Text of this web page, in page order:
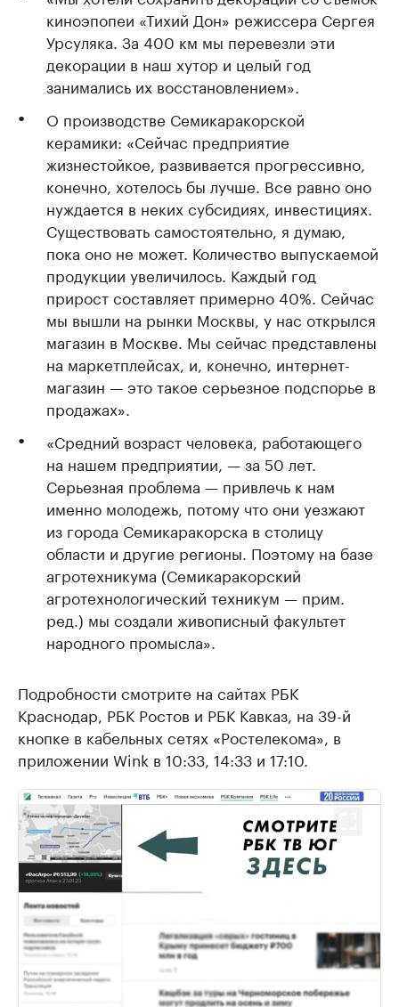
киноэпопеи «Тихий Дон» режиссера Сергея
Урсуляка. За 400 км мы перевезли эти
декорации в наш хутор и целый год
занимались их восстановлением».
О производстве Семикаракорской
керамики: «Сейчас предприятие
жизнестойкое, развивается прогрессивно,
конечно, хотелось бы лучше. Все равно оно
нуждается в неких субсидиях, инвестициях.
Существовать самостоятельно, я думаю,
пока оно не может. Количество выпускаемой
продукции увеличилось. Каждый год
прирост составляет примерно 40%. Сейчас
мы вышли на рынки Москвы, у нас открылся
магазин в Москве. Мы сейчас представлены
на маркетплейсах, и, конечно, интернет-
магазин — это такое серьезное подспорье в
продажах».
«Средний возраст человека, работающего
на нашем предприятии, — за 50 лет.
Серьезная проблема — привлечь к нам
именно молодежь, потому что они уезжают
из города Семикаракорска в столицу
области и другие регионы. Поэтому на базе
агротехникума (Семикаракорский
агротехнологический техникум — прим.
ред.) мы создали живописный факультет
народного промысла».
Подробности смотрите на сайтах РБК
Краснодар, РБК Ростов и РБК Кавказ, на 39-й
кнопке в кабельных сетях «Ростелекома», в
приложении Wink в 10:33, 14:33 и 17:10.